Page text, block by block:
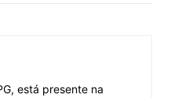
está presente na